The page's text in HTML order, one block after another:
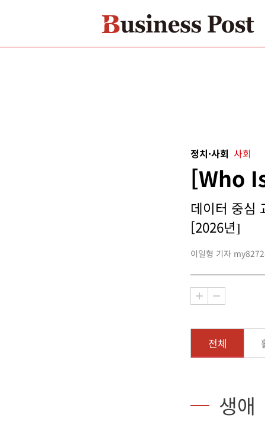
정치·사회 사회
[Who
데이터 중심
[2026년]
이일형 기자
전체
생애